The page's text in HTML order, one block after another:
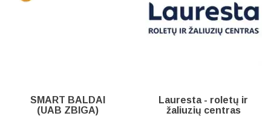
SMART BALDAI
(UAB ZBIGA)
Lauresta - roletų ir
žaliuzių centras